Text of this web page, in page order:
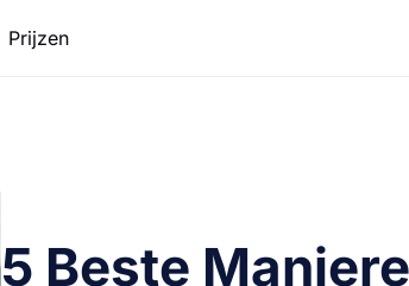
Prijzen
5 Beste